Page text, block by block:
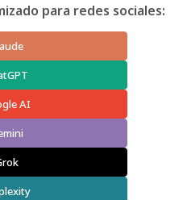
para redes sociales:
AI